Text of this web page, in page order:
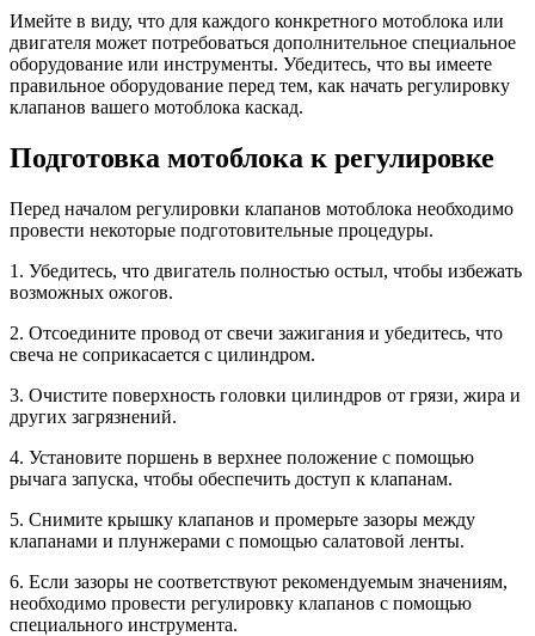
Имейте в виду, что для каждого конкретного мотоблока или
двигателя может потребоваться дополнительное специальное
оборудование или инструменты. Убедитесь, что вы имеете
правильное оборудование перед тем, как начать регулировку
клапанов вашего мотоблока каскад.
Подготовка мотоблока к регулировке
Перед началом регулировки клапанов мотоблока необходимо
провести некоторые подготовительные процедуры.
1. Убедитесь, что двигатель полностью остыл, чтобы избежать
возможных ожогов.
2. Отсоедините провод от свечи зажигания и убедитесь, что
свеча не соприкасается с цилиндром.
3. Очистите поверхность головки цилиндров от грязи, жира и
других загрязнений.
4. Установите поршень в верхнее положение с помощью
рычага запуска, чтобы обеспечить доступ к клапанам.
5. Снимите крышку клапанов и промерьте зазоры между
клапанами и плунжерами с помощью салатовой ленты.
6. Если зазоры не соответствуют рекомендуемым значениям,
необходимо провести регулировку клапанов с помощью
специального инструмента.